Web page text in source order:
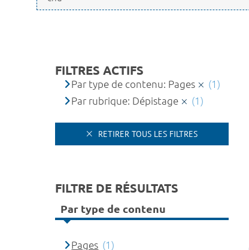
FILTRES ACTIFS
Par type de contenu: Pages
(1)
Par rubrique: Dépistage
(1)
RETIRER TOUS LES FILTRES
FILTRE DE RÉSULTATS
Par type de contenu
Pages (1)